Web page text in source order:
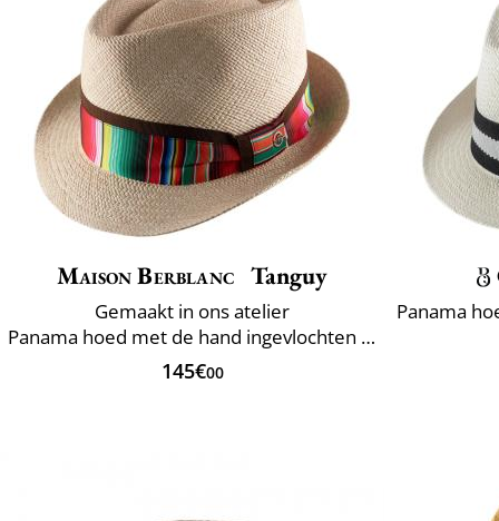
Maison Berblanc Tanguy
Gemaakt in ons atelier
Panama hoed met de hand ingevlochten in Ecuador
145€00